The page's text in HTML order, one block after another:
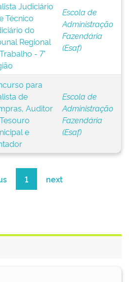
Judiciário
Técnico
do
Regional
- 7°
Escola de
Administração
Fazendária
(Esaf)
para
de
Auditor
e
Escola de
Administração
Fazendária
(Esaf)
1 next